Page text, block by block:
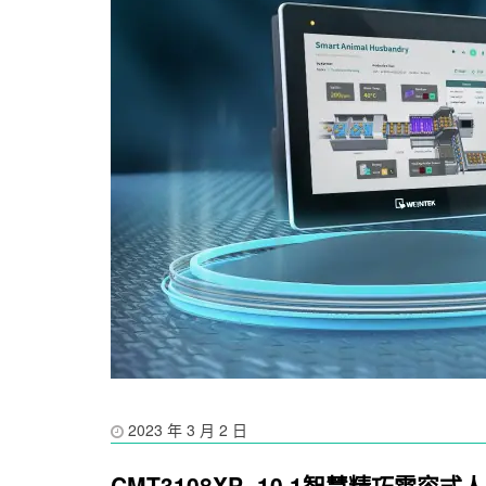
2023 年 3 月 2 日